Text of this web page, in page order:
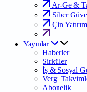
Ar-Ge &
Siber
Çin
Yayınlar
Haberler
Sirküler
İş & Sosyal
Vergi
Abonelik